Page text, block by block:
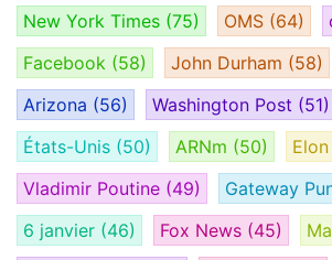
New York Times (75) OMS (64)
Facebook (58) John Durham (58)
Arizona (56) Washington Post (51)
États-Unis (50) ARNm (50)
Vladimir Poutine (49) Gateway
6 janvier (46) Fox News (45)